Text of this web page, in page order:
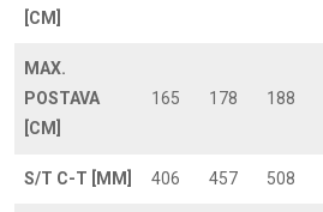
[CM]
MAX.
POSTAVA
[CM]
165 178 188
S/T C-T [MM] 406 457 508